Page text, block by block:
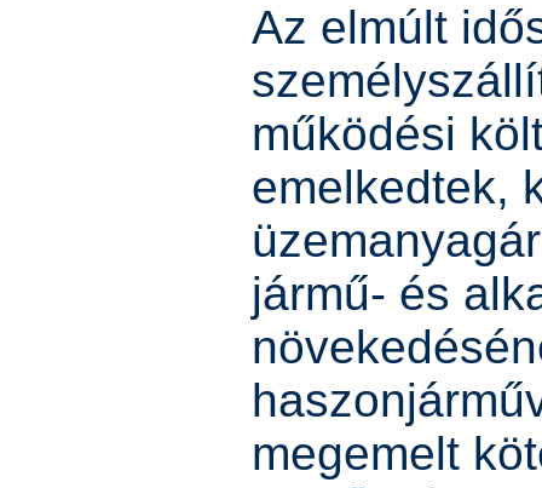
Az elmúlt
működési
emelkedtek,
jármű- és
megemelt